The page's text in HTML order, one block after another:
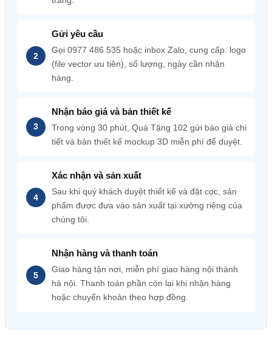
Gửi yêu cầu
Gọi 0977 486 535 hoặc inbox Zalo, cung cấp: logo
(file vector ưu tiên), số lượng, ngày cần nhận
hàng.
Nhận báo giá và bản thiết kế
Trong vòng 30 phút, Quà Tặng 102 gửi báo giá chi
tiết và bản thiết kế mockup 3D miễn phí để duyệt.
Xác nhận và sản xuất
Sau khi quý khách duyệt thiết kế và đặt cọc, sản
phẩm được đưa vào sản xuất tại xưởng riêng của
chúng tôi.
Nhận hàng và thanh toán
Giao hàng tận nơi, miễn phí giao hàng nội thành
hà nội. Thanh toán phần còn lại khi nhận hàng
hoặc chuyển khoản theo hợp đồng.